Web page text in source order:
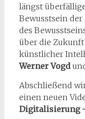
längst
Bewusstsein
des
über die
künstlicher
Werner Vogd
Abschließend
einen neuen
Digitalisierung